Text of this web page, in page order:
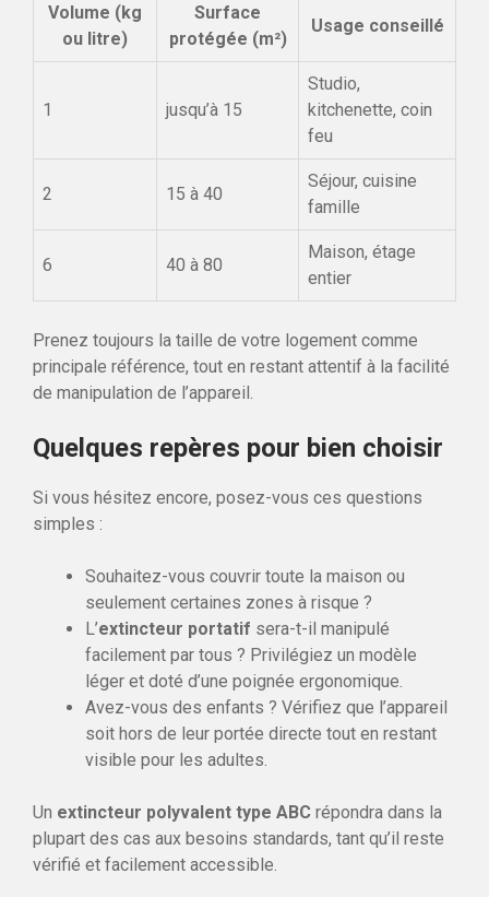
Volume (kg
ou litre)
Surface
protégée (m²)
Usage conseillé
1 jusqu’à 15
Studio,
kitchenette, coin
feu
2 15 à 40
Séjour, cuisine
famille
6 40 à 80
Maison, étage
entier
Prenez toujours la taille de votre logement comme
principale référence, tout en restant attentif à la facilité
de manipulation de l’appareil.
Quelques repères pour bien choisir
Si vous hésitez encore, posez-vous ces questions
simples :
Souhaitez-vous couvrir toute la maison ou
seulement certaines zones à risque ?
L’extincteur portatif sera-t-il manipulé
facilement par tous ? Privilégiez un modèle
léger et doté d’une poignée ergonomique.
Avez-vous des enfants ? Vérifiez que l’appareil
soit hors de leur portée directe tout en restant
visible pour les adultes.
Un extincteur polyvalent type ABC répondra dans la
plupart des cas aux besoins standards, tant qu’il reste
vérifié et facilement accessible.